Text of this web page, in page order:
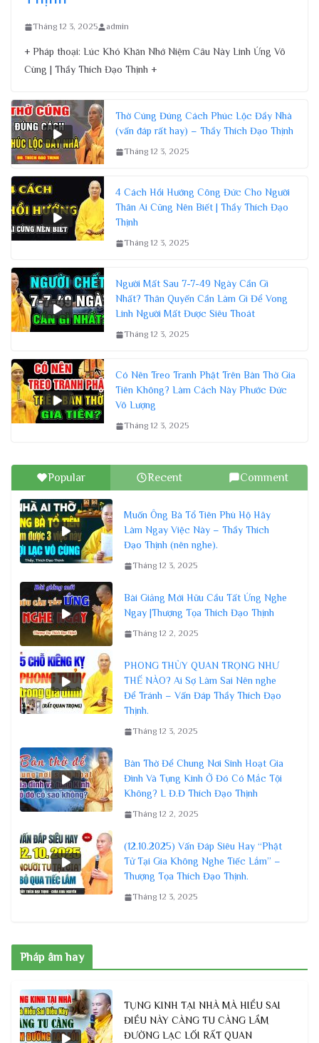
Tháng 12 3, 2025 admin
+ Pháp thoại: Lúc Khó Khăn Nhớ Niệm Câu Này Linh Ứng Vô
Cùng | Thầy Thích Đạo Thịnh +
Thờ Cúng Đúng Cách Phúc Lộc Đầy Nhà
(vấn đáp rất hay) – Thầy Thích Đạo Thịnh
Tháng 12 3, 2025
4 Cách Hồi Hướng Công Đức Cho Người
Thân Ai Cũng Nên Biết | Thầy Thích Đạo
Thịnh
Tháng 12 3, 2025
Người Mất Sau 7-7-49 Ngày Cần Gì
Nhất? Thân Quyến Cần Làm Gì Để Vong
Linh Người Mất Được Siêu Thoát
Tháng 12 3, 2025
Có Nên Treo Tranh Phật Trên Bàn Thờ Gia
Tiên Không? Làm Cách Này Phước Đức
Vô Lượng
Tháng 12 3, 2025
Popular Recent Comment
Muốn Ông Bà Tổ Tiên Phù Hộ Hãy
Làm Ngay Việc Này – Thầy Thích
Đạo Thịnh (nên nghe).
Tháng 12 3, 2025
Bài Giảng Mới Hữu Cầu Tất Ứng Nghe
Ngay |Thượng Tọa Thích Đạo Thịnh
Tháng 12 2, 2025
PHONG THỦY QUAN TRỌNG NHƯ
THẾ NÀO? Ai Sợ Làm Sai Nên nghe
Để Tránh – Vấn Đáp Thầy Thích Đạo
Thịnh.
Tháng 12 3, 2025
Bàn Thờ Để Chung Nơi Sinh Hoạt Gia
Đình Và Tụng Kinh Ở Đó Có Mắc Tội
Không? L Đ.Đ Thích Đạo Thịnh
Tháng 12 2, 2025
(12.10.2025) Vấn Đáp Siêu Hay “Phật
Tử Tại Gia Không Nghe Tiếc Lắm” –
Thượng Tọa Thích Đạo Thịnh.
Tháng 12 3, 2025
Pháp âm hay
TỤNG KINH TẠI NHÀ MÀ HIỂU SAI
ĐIỀU NÀY CÀNG TU CÀNG LẦM
ĐƯỜNG LẠC LỐI RẤT QUAN